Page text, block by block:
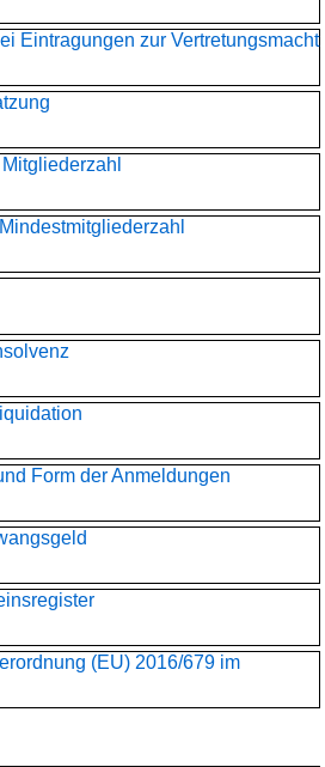
Eintragungen zur Vertretungsmacht
Form der Anmeldungen
(EU) 2016/679 im